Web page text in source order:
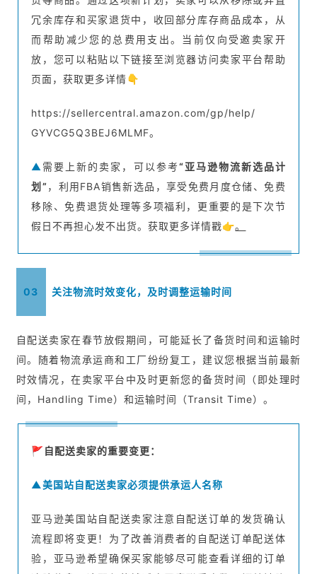
冗余库存和买家退货中，收回部分库存商品成本，从
而帮助减少您的总费用支出。当前仅向受邀卖家开
放，您可以粘贴以下链接至浏览器访问卖家平台帮助
页面，获取更多详情👇
https://sellercentral.amazon.com/gp/help/
GYVCG5Q3BEJ6MLMF。
▲ 需要上新的卖家，可以参考“亚马逊物流新选品计
划” ，利用FBA销售新选品，享受免费月度仓储、免费
移除、免费退货处理等多项福利，更重要的是下次节
假日不再担心发不出货。获取更多详情戳👉。
03 关注物流时效变化，及时调整运输时间
自配送卖家在春节放假期间，可能延长了备货时间和运输时
间。随着物流承运商和工厂纷纷复工，建议您根据当前最新
时效情况，在卖家平台中及时更新您的备货时间（即处理时
间，Handling Time）和运输时间（Transit Time）。
🚩自配送卖家的重要变更：
▲美国站自配送卖家必须提供承运人名称
亚马逊美国站自配送卖家注意自配送订单的发货确认
流程即将变更！为了改善消费者的自配送订单配送体
验，亚马逊希望确保买家能够尽可能查看详细的订单